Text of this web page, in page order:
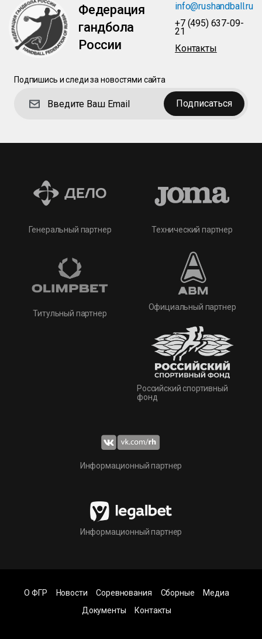
Федерация
гандбола
России
info@rushandball.ru
+7 (495) 637-09-
21
Контакты
Подпишись и следи за новостями сайта
Подписаться
Генеральный партнер
Титульный партнер
Технический партнер
Официальный партнер
Российский спортивный
фонд
Информационный партнер
Информационный партнер
О ФГР Новости Соревнования Сборные
Медиа
Документы
Контакты